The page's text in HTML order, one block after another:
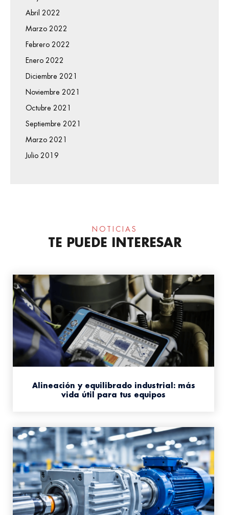
Abril 2022
Marzo 2022
Febrero 2022
Enero 2022
Diciembre 2021
Noviembre 2021
Octubre 2021
Septiembre 2021
Marzo 2021
Julio 2019
NOTICIAS
TE PUEDE INTERESAR
Alineación y equilibrado industrial: más
vida útil para tus equipos